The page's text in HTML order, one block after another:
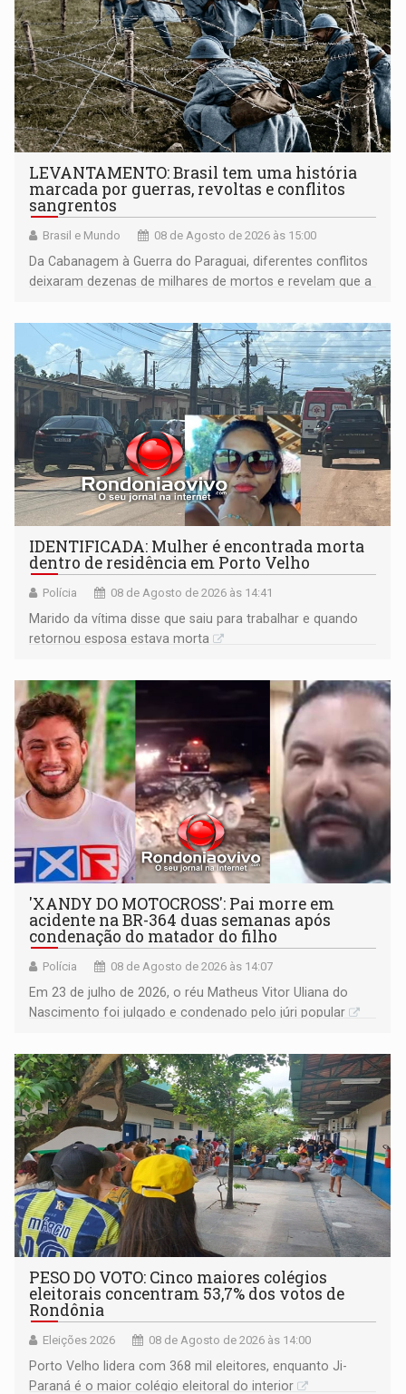
LEVANTAMENTO: Brasil tem uma história
marcada por guerras, revoltas e conflitos
sangrentos
Brasil e Mundo 08 de Agosto de 2026 às 15:00
Da Cabanagem à Guerra do Paraguai, diferentes conflitos
deixaram dezenas de milhares de mortos e revelam que a
territoriais e sociais
IDENTIFICADA: Mulher é encontrada morta
dentro de residência em Porto Velho
Polícia 08 de Agosto de 2026 às 14:41
Marido da vítima disse que saiu para trabalhar e quando
retornou esposa estava morta
'XANDY DO MOTOCROSS': Pai morre em
acidente na BR-364 duas semanas após
condenação do matador do filho
Polícia 08 de Agosto de 2026 às 14:07
Em 23 de julho de 2026, o réu Matheus Vitor Uliana do
Nascimento foi julgado e condenado pelo júri popular
PESO DO VOTO: Cinco maiores colégios
eleitorais concentram 53,7% dos votos de
Rondônia
Eleições 2026 08 de Agosto de 2026 às 14:00
Porto Velho lidera com 368 mil eleitores, enquanto Ji-
Paraná é o maior colégio eleitoral do interior